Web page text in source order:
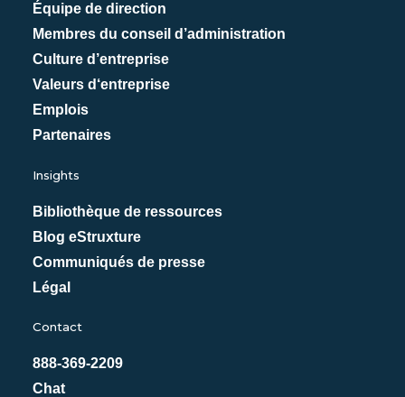
Équipe de direction
Membres du conseil d’administration
Culture d’entreprise
Valeurs d‘entreprise
Emplois
Partenaires
Insights
Bibliothèque de ressources
Blog eStruxture
Communiqués de presse
Légal
Contact
888-369-2209
Chat